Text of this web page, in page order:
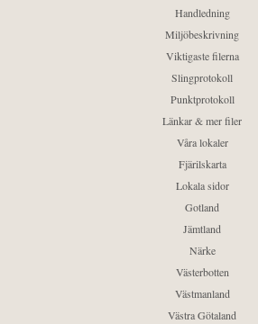
Handledning
Miljöbeskrivning
Viktigaste filerna
Slingprotokoll
Punktprotokoll
Länkar & mer filer
Våra lokaler
Fjärilskarta
Lokala sidor
Gotland
Jämtland
Närke
Västerbotten
Västmanland
Västra Götaland